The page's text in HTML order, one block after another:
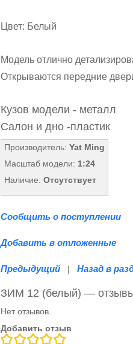
Цвет: Белый
Модель отлично
Открываются передние
Кузов модели - металл
Салон и дно -пластик
Производитель: Yat Ming
Масштаб модели: 1:24
Наличие: Отсутствует
Сообщить о поступлении
Добавить в отложенные
Предыдущий | Назад в
ЗИМ 12 (белый) —
Нет отзывов.
Добавить отзыв